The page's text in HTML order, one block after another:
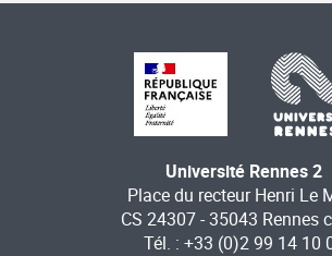
Université Rennes 2
Place du recteur Henri Le
CS 24307 - 35043 Rennes
Tél. : +33 (0)2 99 14 10